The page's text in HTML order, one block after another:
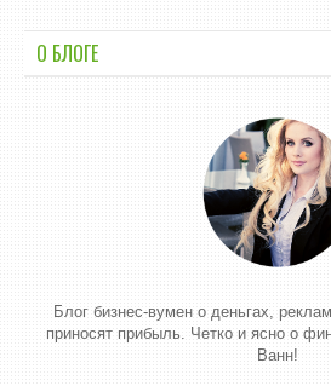
О БЛОГЕ
Блог бизнес-вумен о деньгах,
приносят прибыль. Четко и ясно о
Ванн!